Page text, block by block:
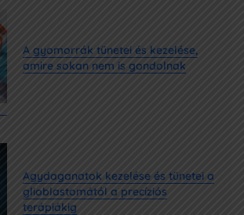
A gyomorrák tünetei és kezelése,
amire sokan nem is gondolnak
Agydaganatok kezelése és tünetei a
glioblastomától a precíziós
terápiákig